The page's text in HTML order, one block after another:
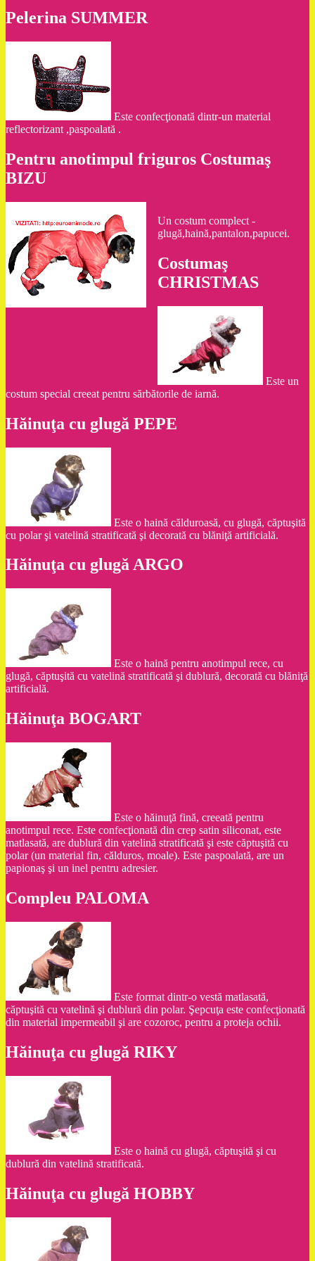
Pelerina SUMMER
Este confecţionată dintr-un material
reflectorizant ,paspoalată .
Pentru anotimpul friguros Costumaş
BIZU
Un costum complect -
glugă,haină,pantalon,papucei.
Costumaş
CHRISTMAS
Este un
costum special creeat pentru sărbătorile de iarnă.
Hăinuţa cu glugă PEPE
Este o haină călduroasă, cu glugă, căptuşită
cu polar şi vatelină stratificată şi decorată cu blăniţă artificială.
Hăinuţa cu glugă ARGO
Este o haină pentru anotimpul rece, cu
glugă, căptuşită cu vatelină stratificată şi dublură, decorată cu blăniţă
artificială.
Hăinuţa BOGART
Este o hăinuţă fină, creeată pentru
anotimpul rece. Este confecţionată din crep satin siliconat, este
matlasată, are dublură din vatelină stratificată şi este căptuşită cu
polar (un material fin, călduros, moale). Este paspoalată, are un
papionaş şi un inel pentru adresier.
Compleu PALOMA
Este format dintr-o vestă matlasată,
căptuşită cu vatelină şi dublură din polar. Şepcuţa este confecţionată
din material impermeabil şi are cozoroc, pentru a proteja ochii.
Hăinuţa cu glugă RIKY
Este o haină cu glugă, căptuşită şi cu
dublură din vatelină stratificată.
Hăinuţa cu glugă HOBBY